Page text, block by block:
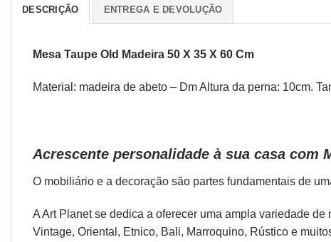
DESCRIÇÃO ENTREGA E DEVOLUÇÃO
Mesa Taupe Old Madeira 50 X 35 X 60 Cm
Material: madeira de abeto – Dm Altura da perna: 10cm.
Acrescente personalidade à sua casa com
O mobiliário e a decoração são partes fundamentais de
A Art Planet se dedica a oferecer uma ampla variedade
Vintage, Oriental , Etnico, Bali, Marroquino, Rústico e